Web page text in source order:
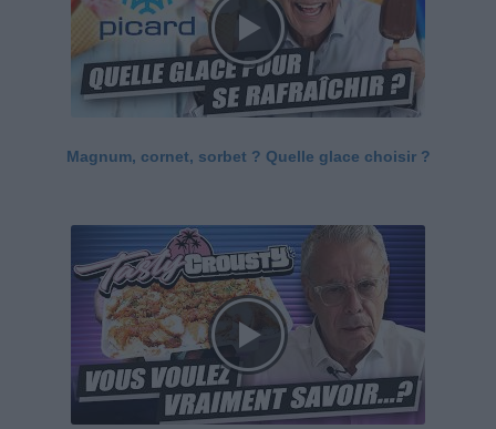
Magnum, cornet, sorbet ? Quelle glace choisir ?